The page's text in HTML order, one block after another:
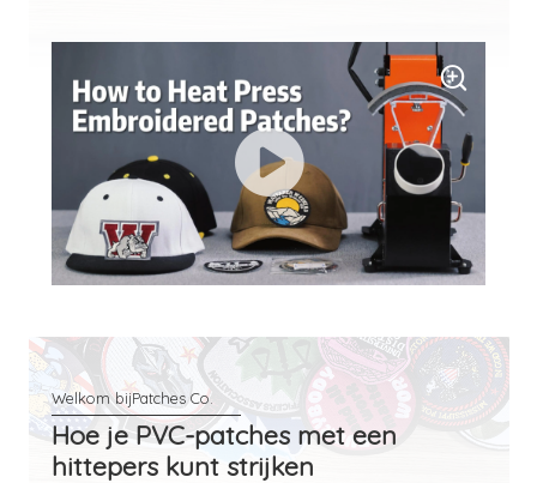
Hoe je PVC-patches met een
hittepers kunt strijken